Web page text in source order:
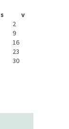
s
v
2
9
16
23
30